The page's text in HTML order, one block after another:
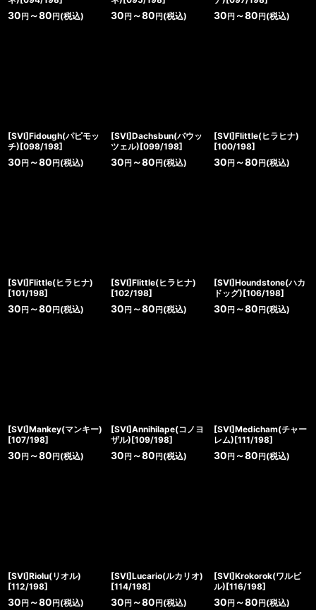
30 円 ～80 円 (税込) 30 円～80 円(税込) 30 円～80 円(税込)
[SVI]Fidough(パピモッ
チ)[098/198]
30 円 ～80 円 (税込)
[SVI]Dachsbun(バウッ
ツェル)[099/198]
30 円～80 円(税込)
[SVI]Flittle(ヒラヒナ)
[100/198]
30 円～80 円(税込)
[SVI]Flittle(ヒラヒナ)
[101/198]
30 円 ～80 円 (税込)
[SVI]Flittle(ヒラヒナ)
[102/198]
30 円～80 円(税込)
[SVI]Houndstone(ハカ
ドッグ)[106/198]
30 円～80 円(税込)
[SVI]Mankey(マンキー)
[107/198]
30 円 ～80 円 (税込)
[SVI]Annihilape(コノヨ
ザル)[109/198]
30 円～80 円(税込)
[SVI]Medicham(チャー
レム)[111/198]
30 円～80 円(税込)
[SVI]Riolu(リオル)
[112/198]
30 円 ～80 円 (税込)
[SVI]Lucario(ルカリオ)
[114/198]
30 円～80 円(税込)
[SVI]Krokorok(ワルビ
ル)[116/198]
30 円～80 円(税込)